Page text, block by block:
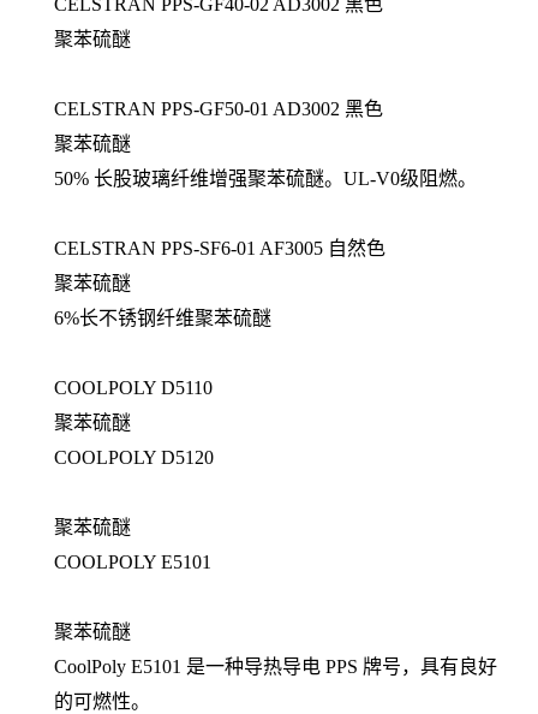
CELSTRAN PPS-GF40-02 AD3002 黑色
聚苯硫醚
CELSTRAN PPS-GF50-01 AD3002 黑色
聚苯硫醚
50% 长股玻璃纤维增强聚苯硫醚。UL-V0级阻燃。
CELSTRAN PPS-SF6-01 AF3005 自然色
聚苯硫醚
6%长不锈钢纤维聚苯硫醚
COOLPOLY D5110
聚苯硫醚
COOLPOLY D5120
聚苯硫醚
COOLPOLY E5101
聚苯硫醚
CoolPoly E5101 是一种导热导电 PPS 牌号，具有良好
的可燃性。